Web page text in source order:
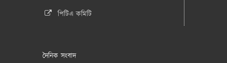
পিটিএ কমিটি
দৈনিক সংবাদ